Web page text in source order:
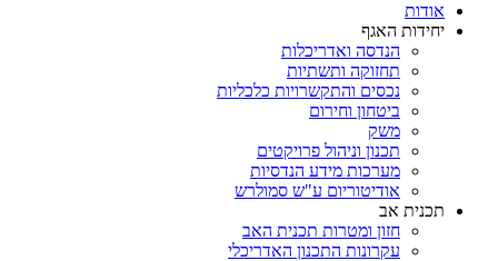
אודות
יחידות האגף
הנדסה ואדריכלות
תחזוקה ותשתיות
נכסים והתקשרויות כלכליות
ביטחון וחירום
משק
תכנון וניהול פרויקטים
מערכות מידע הנדסיות
אודיטוריום ע"ש סמולרש
תכנית אב
חזון ומטרות תכנית האב
עקרונות התכנון האדריכלי